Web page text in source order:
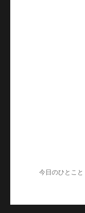
今日のひとこと